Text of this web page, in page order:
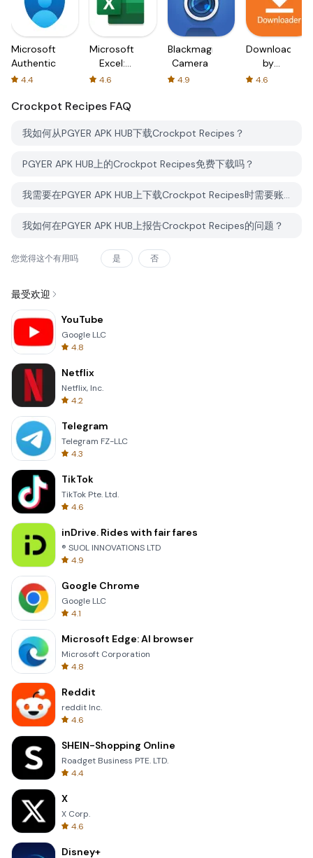
Microsoft
Authenticator
4.4
Microsoft
Excel:
Spreadsheets
4.6
Blackmagic
Camera
4.9
Downloader
by
AFTVnews
4.6
Crockpot Recipes FAQ
我如何从PGYER APK HUB下载Crockpot Recipes？
PGYER APK HUB上的Crockpot Recipes免费下载吗？
我需要在PGYER APK HUB上下载Crockpot Recipes时需要账户吗？
我如何在PGYER APK HUB上报告Crockpot Recipes的问题？
您觉得这个有用吗 是 否
最受欢迎
YouTube
Google LLC
4.8
Netflix
Netflix, Inc.
4.2
Telegram
Telegram FZ-LLC
4.3
TikTok
TikTok Pte. Ltd.
4.6
inDrive. Rides with fair fares
® SUOL INNOVATIONS LTD
4.9
Google Chrome
Google LLC
4.1
Microsoft Edge: AI browser
Microsoft Corporation
4.8
Reddit
reddit Inc.
4.6
SHEIN-Shopping Online
Roadget Business PTE. LTD.
4.4
X
X Corp.
4.6
Disney+